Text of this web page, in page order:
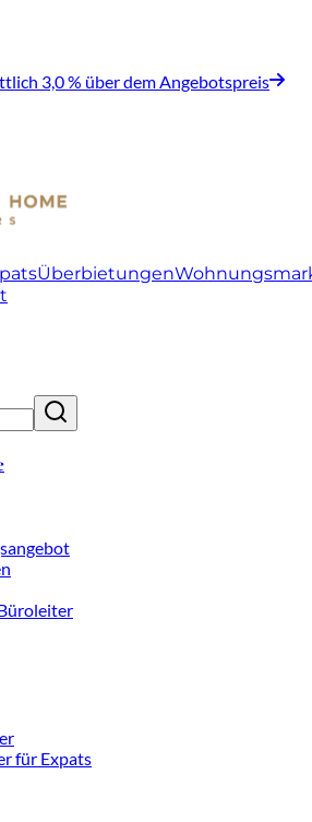
3,0 % über dem Angebotspreis
Überbietungen
für Expats